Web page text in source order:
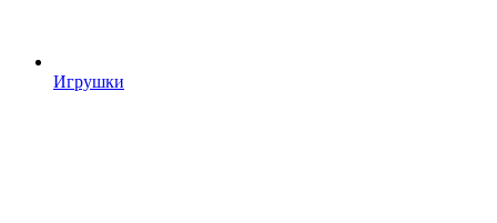
Игрушки